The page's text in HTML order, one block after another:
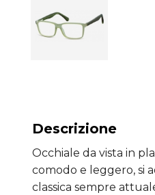
Descrizione
Occhiale da vista in
comodo e leggero, si
classica sempre